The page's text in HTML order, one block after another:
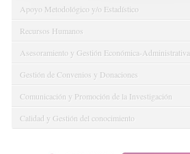
Apoyo Metodológico y/o Estadístico
Recursos Humanos
Asesoramiento y Gestión Económica-Administrativa
Gestión de Convenios y Donaciones
Comunicación y Promoción de la Investigación
Calidad y Gestión del conocimiento